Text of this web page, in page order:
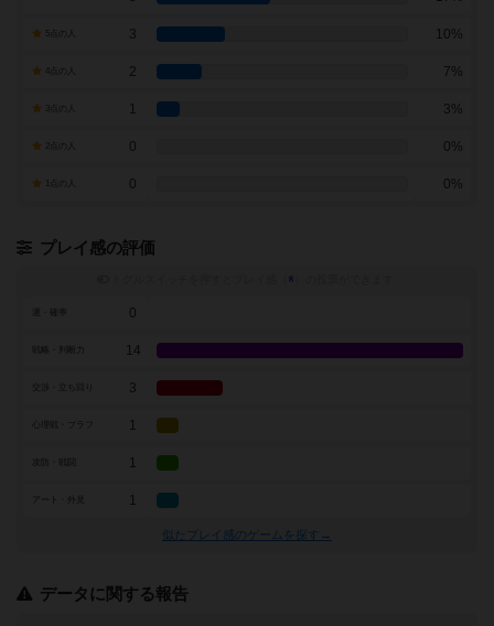
3 10%
2 7%
1 3%
0 0%
0 0%
プレイ感の評価
※
0
戦略・判断力 14
3
1
1
アート・外見 1
似たプレイ感のゲームを探す→
データに関する報告